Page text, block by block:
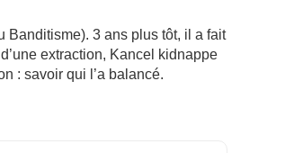
Banditisme). 3 ans plus tôt, il a fait
extraction, Kancel kidnappe
: savoir qui l’a balancé.